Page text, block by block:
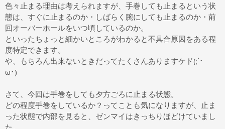
色々止まる理由は考えられますが、手巻しても止まるという状
態は、すぐに止まるのか・しばらく腕にしても止まるのか・前
回オーバーホールをいつ頃しているのか。
といったちょっと細かいところがわかると不具合原因をある程
度特定できます。
や、もちろん出来ないときだってたくさんありますケド(;´･
ω･)
さて、今回は手巻をしても夕方ごろに止まる状態。
どの程度手巻をしているか？ってことも気になりますが、止ま
った状態で内部を見ると、ゼンマイはきっちりほどけていまし